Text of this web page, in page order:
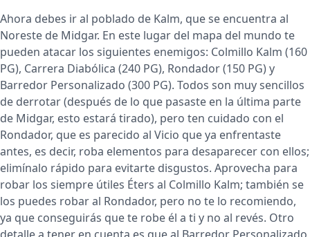
Ahora debes ir al poblado de Kalm, que se encuentra al
Noreste de Midgar. En este lugar del mapa del mundo te
pueden atacar los siguientes enemigos: Colmillo Kalm (160
PG), Carrera Diabólica (240 PG), Rondador (150 PG) y
Barredor Personalizado (300 PG). Todos son muy sencillos
de derrotar (después de lo que pasaste en la última parte
de Midgar, esto estará tirado), pero ten cuidado con el
Rondador, que es parecido al Vicio que ya enfrentaste
antes, es decir, roba elementos para desaparecer con ellos;
elimínalo rápido para evitarte disgustos. Aprovecha para
robar los siempre útiles Éters al Colmillo Kalm; también se
los puedes robar al Rondador, pero no te lo recomiendo,
ya que conseguirás que te robe él a ti y no al revés. Otro